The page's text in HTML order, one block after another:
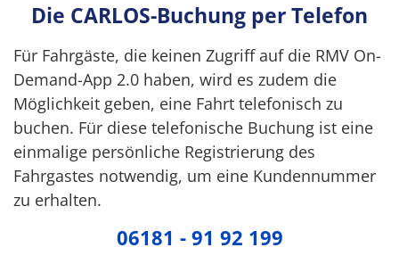
Die CARLOS-Buchung per Telefon
Für Fahrgäste, die keinen Zugriff auf die RMV On-
Demand-App 2.0 haben, wird es zudem die
Möglichkeit geben, eine Fahrt telefonisch zu
buchen. Für diese telefonische Buchung ist eine
einmalige persönliche Registrierung des
Fahrgastes notwendig, um eine Kundennummer
zu erhalten.
06181 - 91 92 199